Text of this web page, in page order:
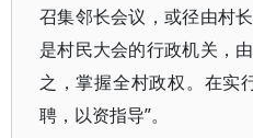
召集邻长会议，或径由村
是村民大会的行政机关，
之，掌握全村政权。在实
聘，以资指导”。